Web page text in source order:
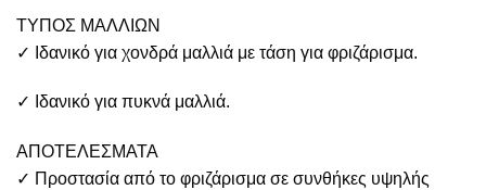
ΤΥΠΟΣ ΜΑΛΛΙΩΝ
✓ Ιδανικό για χονδρά μαλλιά με τάση για φριζάρισμα.
✓ Ιδανικό για πυκνά μαλλιά.
ΑΠΟΤΕΛΕΣΜΑΤΑ
✓ Προστασία από το φριζάρισμα σε συνθήκες υψηλής